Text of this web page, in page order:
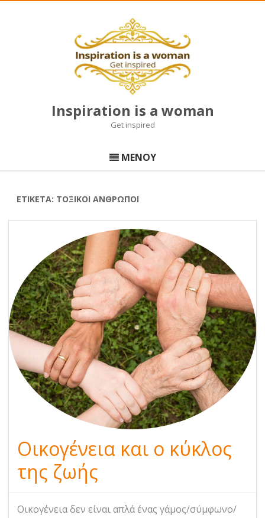
Inspiration is a woman
Get inspired
σε
περιεχόμενο
ΜΕΝΟΥ
ΕΤΙΚΈΤΑ: ΤΟΞΙΚΟΊ ΆΝΘΡΩΠΟΙ
Οικογένεια και ο κύκλος
της ζωής
Οικογένεια δεν είναι απλά ένας γάμος/σύμφωνο/